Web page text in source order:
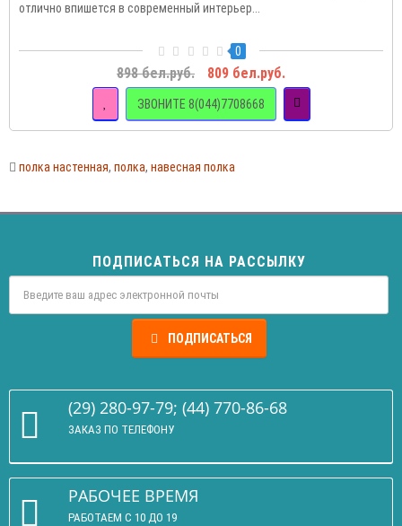
отлично впишется в современный интерьер...
0
898 бел.руб. 809 бел.руб.
ЗВОНИТЕ 8(044)7708668
полка настенная, полка, навесная полка
ПОДПИСАТЬСЯ НА РАССЫЛКУ
ПОДПИСАТЬСЯ
(29) 280-97-79; (44) 770-86-68
ЗАКАЗ ПО ТЕЛЕФОНУ
РАБОЧЕЕ ВРЕМЯ
РАБОТАЕМ С 10 ДО 19